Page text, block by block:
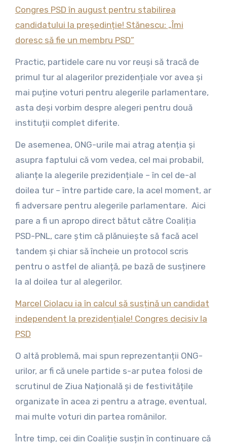
Congres PSD în august pentru stabilirea
candidatului la președinție! Stănescu: „Îmi
doresc să fie un membru PSD”
Practic, partidele care nu vor reuși să tracă de
primul tur al alagerilor prezidențiale vor avea și
mai puține voturi pentru alegerile parlamentare,
asta deși vorbim despre alegeri pentru două
instituții complet diferite.
De asemenea, ONG-urile mai atrag atenția și
asupra faptului că vom vedea, cel mai probabil,
alianțe la alegerile prezidențiale – în cel de-al
doilea tur – între partide care, la acel moment, ar
fi adversare pentru alegerile parlamentare. Aici
pare a fi un apropo direct bătut către Coaliția
PSD-PNL, care știm că plănuiește să facă acel
tandem și chiar să încheie un protocol scris
pentru o astfel de alianță, pe bază de susținere
la al doilea tur al alegerilor.
Marcel Ciolacu ia în calcul să susțină un candidat
independent la prezidențiale! Congres decisiv la
PSD
O altă problemă, mai spun reprezentanții ONG-
urilor, ar fi că unele partide s-ar putea folosi de
scrutinul de Ziua Națională și de festivitățile
organizate în acea zi pentru a atrage, eventual,
mai multe voturi din partea românilor.
Între timp, cei din Coaliție susțin în continuare că